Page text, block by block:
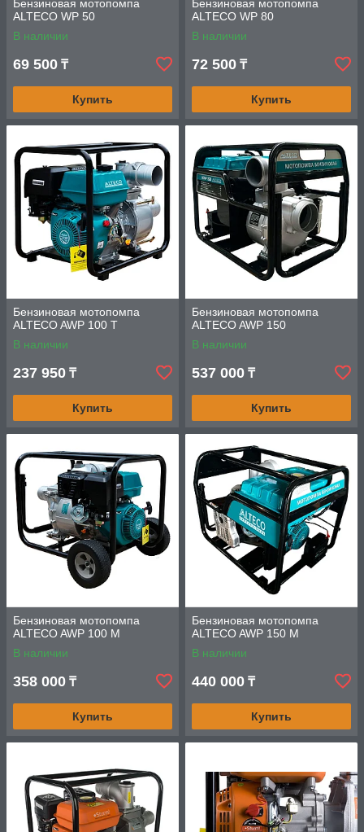
Бензиновая мотопомпа
ALTECO WP 50
В наличии
69 500 ₸
Купить
Бензиновая мотопомпа
ALTECO WP 80
В наличии
72 500 ₸
Купить
Бензиновая мотопомпа
ALTECO AWP 100 T
В наличии
237 950 ₸
Купить
Бензиновая мотопомпа
ALTECO AWP 150
В наличии
537 000 ₸
Купить
Бензиновая мотопомпа
ALTECO AWP 100 M
В наличии
358 000 ₸
Купить
Бензиновая мотопомпа
ALTECO AWP 150 M
В наличии
440 000 ₸
Купить